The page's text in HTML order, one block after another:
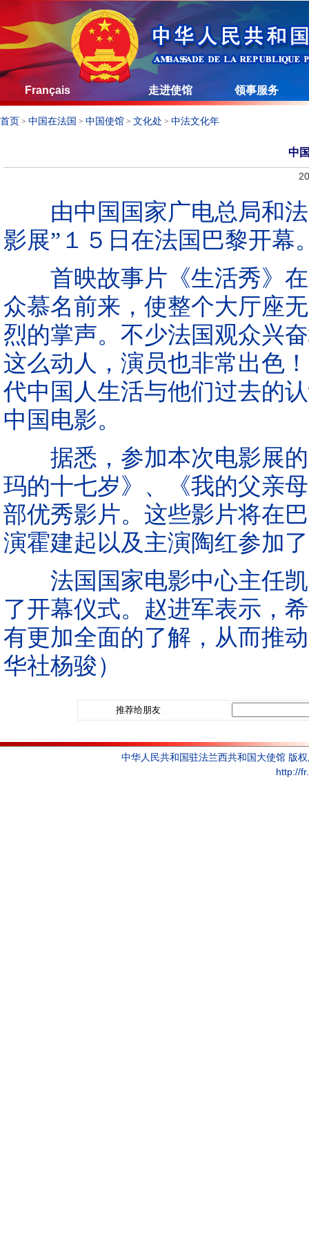
Français 走进使馆 领事服务
首页 > 中国在法国 > 中国使馆 > 文化处 > 中法文化年
中
由中国国家广电总局和法
影展”１５日在法国巴黎开幕
首映故事片《生活秀》在
众慕名前来，使整个大厅座
烈的掌声。不少法国观众兴
这么动人，演员也非常出色
代中国人生活与他们过去的
中国电影。
据悉，参加本次电影展的
玛的十七岁》、《我的父亲
部优秀影片。这些影片将在
演霍建起以及主演陶红参加
法国国家电影中心主任凯
了开幕仪式。赵进军表示，
有更加全面的了解，从而推
华社杨骏）
推荐给朋友
中华人民共和国驻法兰西共和国大使馆 版
http://